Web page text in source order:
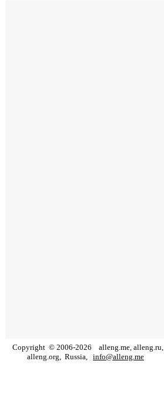
Copyright © 2006-2026
alleng.me, alleng.ru,
alleng.org, Russia, info@alleng.me